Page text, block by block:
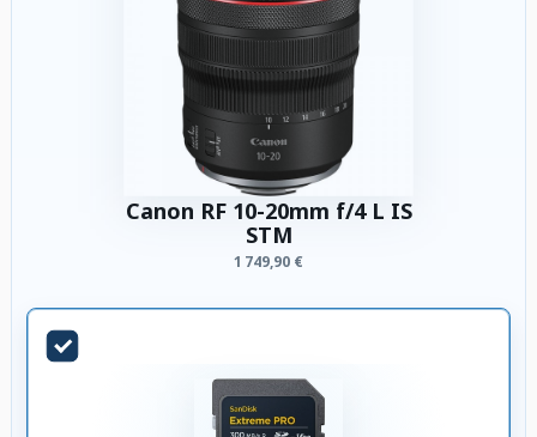
Canon RF 10-20mm f/4 L IS
STM
1 749,90 €